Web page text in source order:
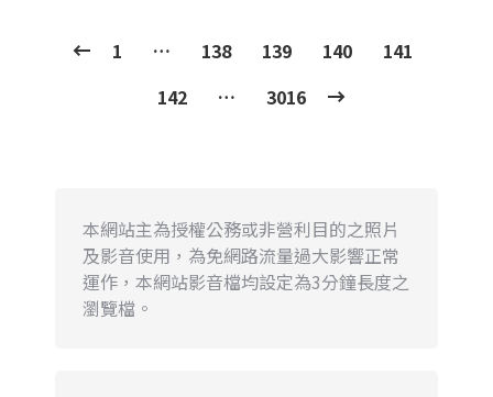
1 … 138 139 140
141
142
… 3016
本網站主為授權公務或非營利目的之照片
及影音使用，為免網路流量過大影響正常
運作，本網站影音檔均設定為3分鐘長度之
瀏覽檔。